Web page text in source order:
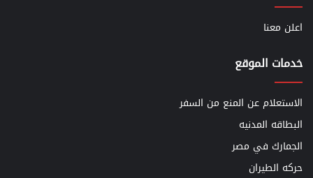
اعلن معنا
خدمات الموقع
الاستعلام عن المنع من السفر
البطاقه المدنيه
الجمارك في مصر
حركه الطيران